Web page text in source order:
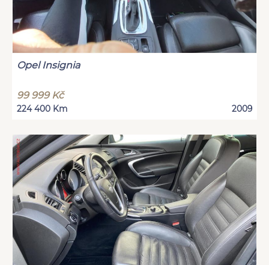
Opel Insignia
99 999 Kč
224 400 Km 2009